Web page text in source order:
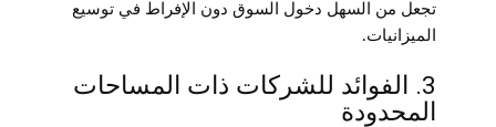
تجعل من السهل دخول السوق دون الإفراط في توسيع
الميزانيات.
3. الفوائد للشركات ذات المساحات
المحدودة